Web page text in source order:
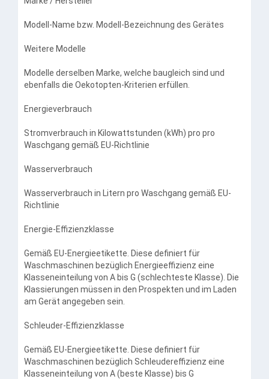
Modell-Name bzw. Modell-Bezeichnung des Gerätes
Weitere Modelle
Modelle derselben Marke, welche baugleich sind und
ebenfalls die Oekotopten-Kriterien erfüllen.
Energieverbrauch
Stromverbrauch in Kilowattstunden (kWh) pro pro
Waschgang gemäß EU-Richtlinie
Wasserverbrauch
Wasserverbrauch in Litern pro Waschgang gemäß EU-
Richtlinie
Energie-Effizienzklasse
Gemäß EU-Energieetikette. Diese definiert für
Waschmaschinen bezüglich Energieeffizienz eine
Klasseneinteilung von A bis G (schlechteste Klasse). Die
Klassierungen müssen in den Prospekten und im Laden
am Gerät angegeben sein.
Schleuder-Effizienzklasse
Gemäß EU-Energieetikette. Diese definiert für
Waschmaschinen bezüglich Schleudereffizienz eine
Klasseneinteilung von A (beste Klasse) bis G